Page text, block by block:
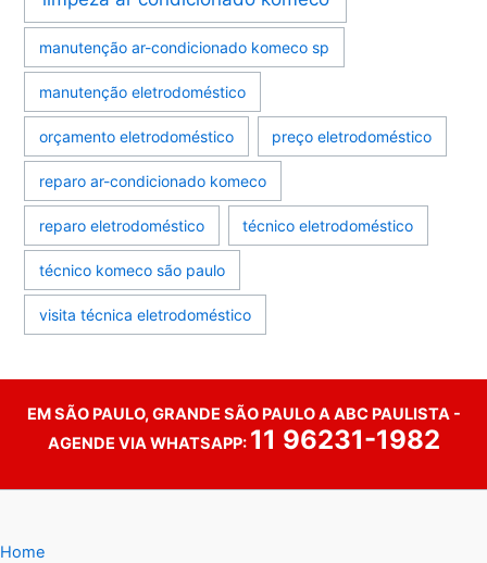
manutenção ar-condicionado komeco sp
manutenção eletrodoméstico
orçamento eletrodoméstico preço eletrodoméstico
reparo ar-condicionado komeco
reparo eletrodoméstico técnico eletrodoméstico
técnico komeco são paulo
visita técnica eletrodoméstico
EM SÃO PAULO, GRANDE SÃO PAULO A ABC PAULISTA -
AGENDE VIA WHATSAPP: 11 96231-1982
Home